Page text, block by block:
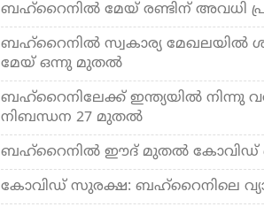
ബഹ്‌റൈനില്‍ മേയ് രണ്ടിന് അവധി
ബഹ്‌റൈനില്‍ സ്വകാര്യ മേഖലയില്‍
മേയ് ഒന്നു മുതല്‍
ബഹ്‌റൈനിലേക്ക് ഇന്ത്യയില്‍ നിന്നു
നിബന്ധന 27 മുതല്‍
ബഹ്‌റൈനില്‍ ഈദ് മുതല്‍ കോവിഡ്
കോവിഡ് സുരക്ഷ: ബഹ്‌റൈനിലെ